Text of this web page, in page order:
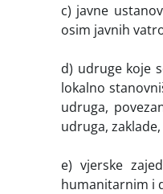
c) javne
osim javnih
d) udruge koje
lokalno
udruga,
udruga,
e) vjerske
humanitarnim i